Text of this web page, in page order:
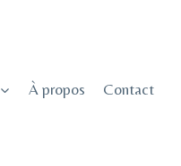
À propos Contact